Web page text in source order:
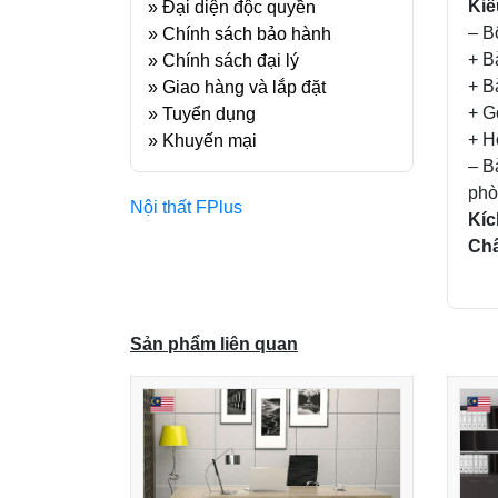
» Đại diện độc quyền
» Chính sách bảo hành
» Chính sách đại lý
» Giao hàng và lắp đặt
» Tuyển dụng
» Khuyến mại
Nội thất FPlus
–
+
+
+
+
–
Sản phẩm liên quan